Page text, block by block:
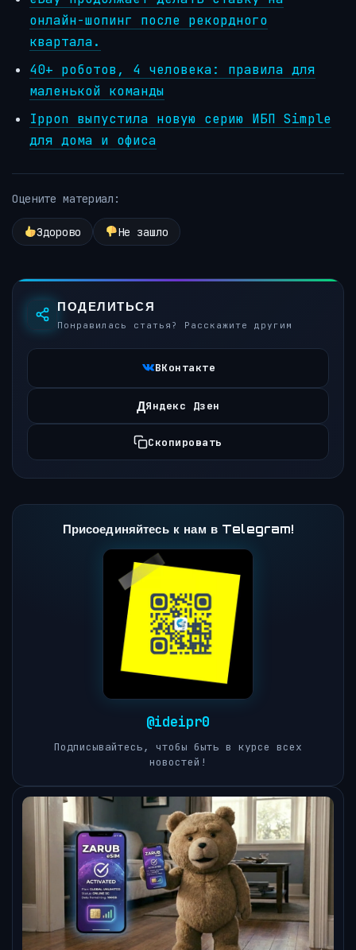
онлайн-шопинг после рекордного
квартала.
40+ роботов, 4 человека: правила для
маленькой команды
Ippon выпустила новую серию ИБП Simple
для дома и офиса
Оцените материал:
Здорово Не зашло
ПОДЕЛИТЬСЯ
Понравилась статья? Расскажите другим
ВКонтакте
ДЯндекс Дзен
Скопировать
Присоединяйтесь к нам в Telegram!
@ideipr0
Подписывайтесь, чтобы быть в курсе всех
новостей!